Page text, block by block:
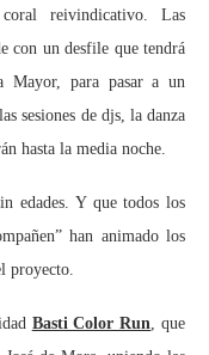
reivindicativo. Las
con un desfile que tendrá
Mayor, para pasar a un
sesiones de djs, la danza
hasta la media noche.
edades. Y que todos los
han animado los
proyecto.
Basti Color Run, que